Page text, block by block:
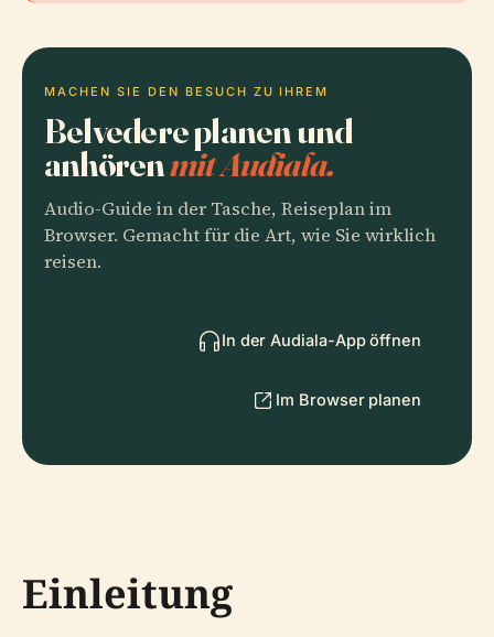
MACHEN SIE DEN BESUCH ZU IHREM
Belvedere planen und
anhörenmit Audiala.
Audio-Guide in der Tasche, Reiseplan im
Browser. Gemacht für die Art, wie Sie wirklich
reisen.
In der Audiala-App öffnen
Im Browser planen
Einleitung